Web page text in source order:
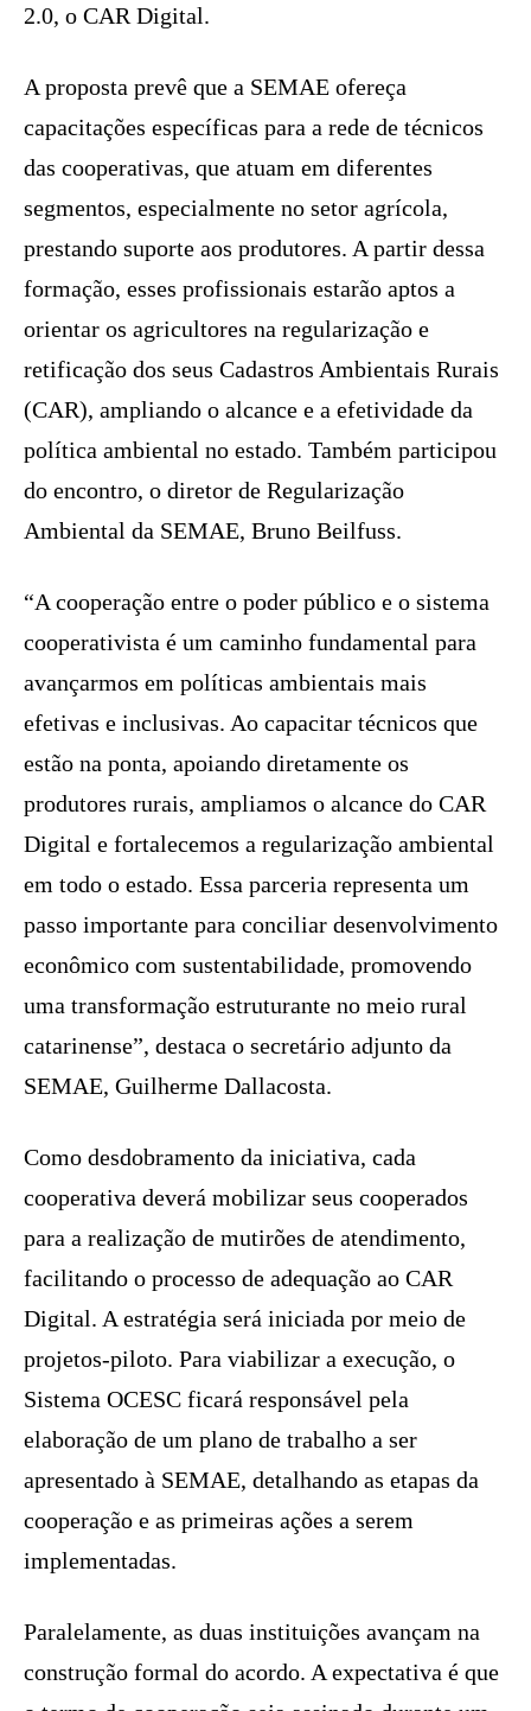
2.0, o CAR Digital.
A proposta prevê que a SEMAE ofereça
capacitações específicas para a rede de técnicos
das cooperativas, que atuam em diferentes
segmentos, especialmente no setor agrícola,
prestando suporte aos produtores. A partir dessa
formação, esses profissionais estarão aptos a
orientar os agricultores na regularização e
retificação dos seus Cadastros Ambientais Rurais
(CAR), ampliando o alcance e a efetividade da
política ambiental no estado. Também participou
do encontro, o diretor de Regularização
Ambiental da SEMAE, Bruno Beilfuss.
“A cooperação entre o poder público e o sistema
cooperativista é um caminho fundamental para
avançarmos em políticas ambientais mais
efetivas e inclusivas. Ao capacitar técnicos que
estão na ponta, apoiando diretamente os
produtores rurais, ampliamos o alcance do CAR
Digital e fortalecemos a regularização ambiental
em todo o estado. Essa parceria representa um
passo importante para conciliar desenvolvimento
econômico com sustentabilidade, promovendo
uma transformação estruturante no meio rural
catarinense”, destaca o secretário adjunto da
SEMAE, Guilherme Dallacosta.
Como desdobramento da iniciativa, cada
cooperativa deverá mobilizar seus cooperados
para a realização de mutirões de atendimento,
facilitando o processo de adequação ao CAR
Digital. A estratégia será iniciada por meio de
projetos-piloto. Para viabilizar a execução, o
Sistema OCESC ficará responsável pela
elaboração de um plano de trabalho a ser
apresentado à SEMAE, detalhando as etapas da
cooperação e as primeiras ações a serem
implementadas.
Paralelamente, as duas instituições avançam na
construção formal do acordo. A expectativa é que